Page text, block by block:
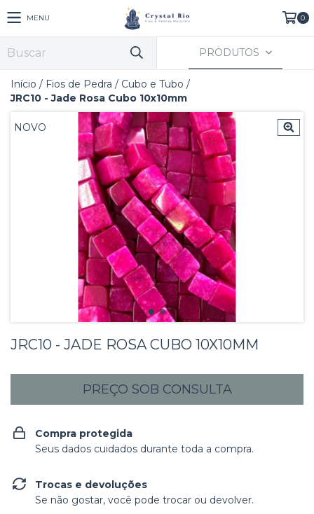
MENU 0
PRODUTOS
Início / Fios de Pedra / Cubo e Tubo /
JRC10 - Jade Rosa Cubo 10x10mm
NOVO
JRC10 - JADE ROSA CUBO 10X10MM
Compra protegida
Seus dados cuidados durante toda a compra.
Trocas e devoluções
Se não gostar, você pode trocar ou devolver.